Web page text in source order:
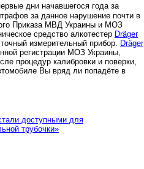
дни начавшегося года за
за данное нарушение почти в
Приказа МВД Украины и МОЗ
средство алкотестер Dräger
измерительный прибор.
Dräger
регистрации МОЗ Украины,
процедур калибровки и поверки,
Вы вряд ли попадёте в
доступными для
трубочки»